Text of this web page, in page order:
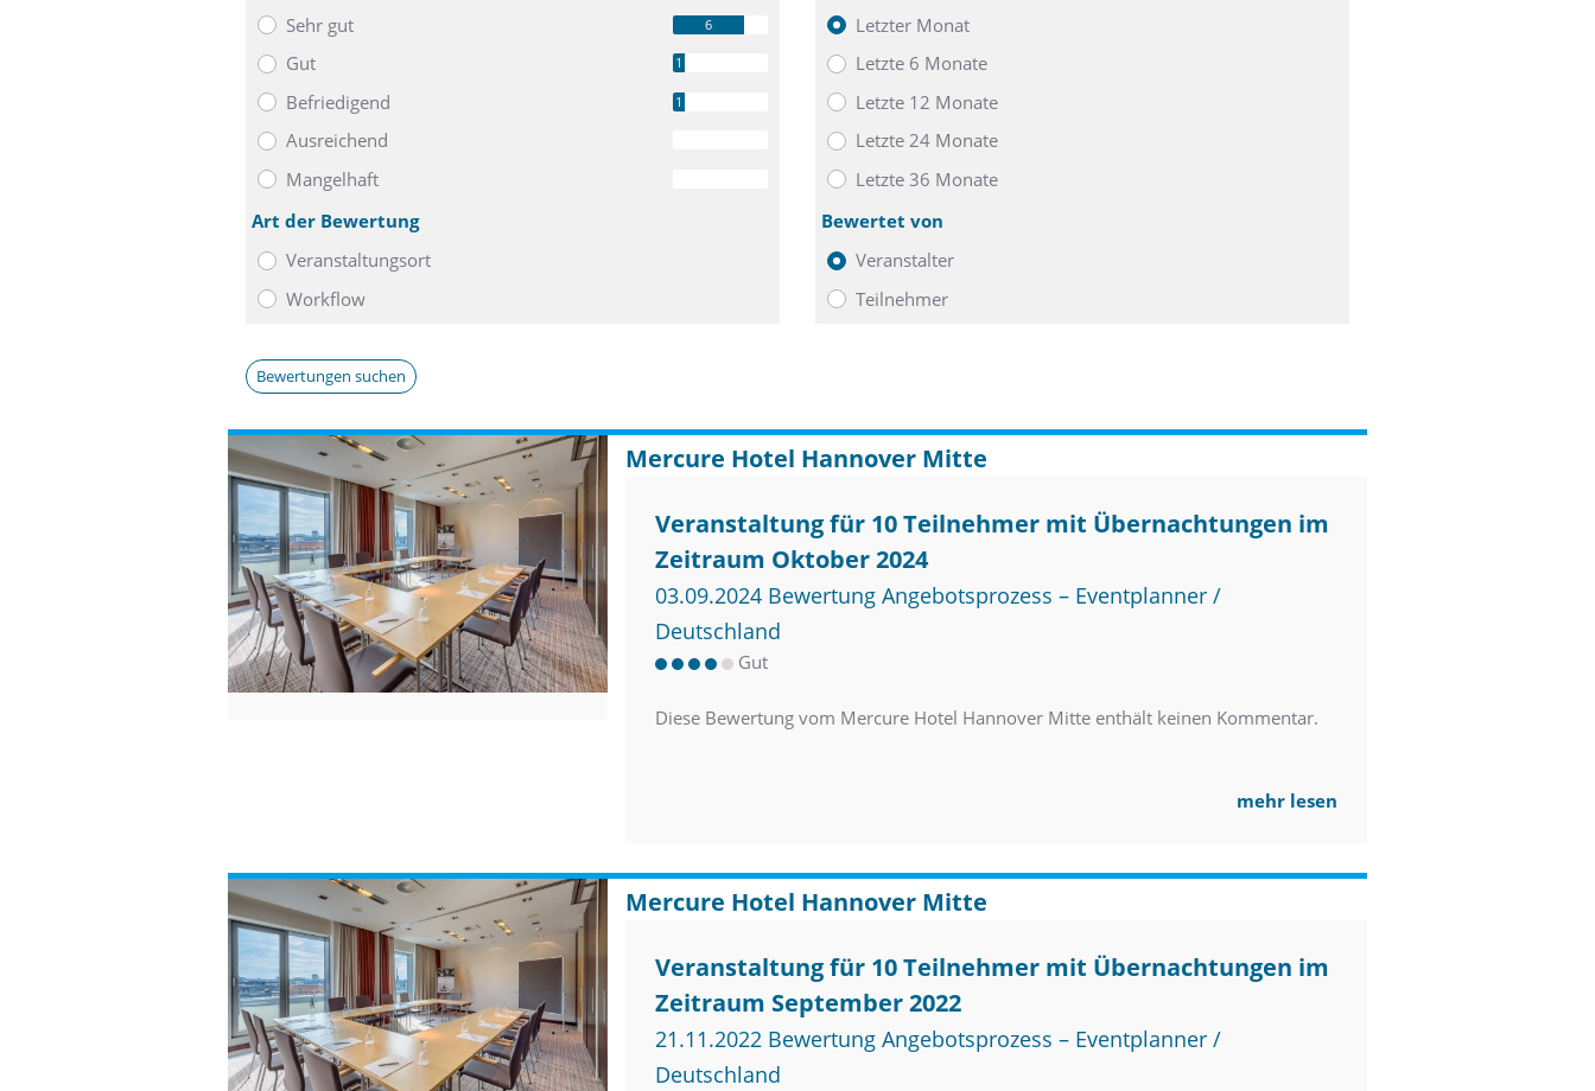
Sehr gut
6
Gut 1
Befriedigend 1
Ausreichend
Mangelhaft
Letzter Monat
Letzte 6 Monate
Letzte 12 Monate
Letzte 24 Monate
Letzte 36 Monate
Art der Bewertung
Veranstaltungsort
Workflow
Bewertet von
Veranstalter
Teilnehmer
Bewertungen suchen
Mercure Hotel Hannover Mitte
Veranstaltung für 10 Teilnehmer mit Übernachtungen im
Zeitraum Oktober 2024
03.09.2024 Bewertung Angebotsprozess – Eventplanner /
Deutschland
Gut
Diese Bewertung vom Mercure Hotel Hannover Mitte enthält keinen Kommentar.
mehr lesen
Mercure Hotel Hannover Mitte
Veranstaltung für 10 Teilnehmer mit Übernachtungen im
Zeitraum September 2022
21.11.2022 Bewertung Angebotsprozess – Eventplanner /
Deutschland